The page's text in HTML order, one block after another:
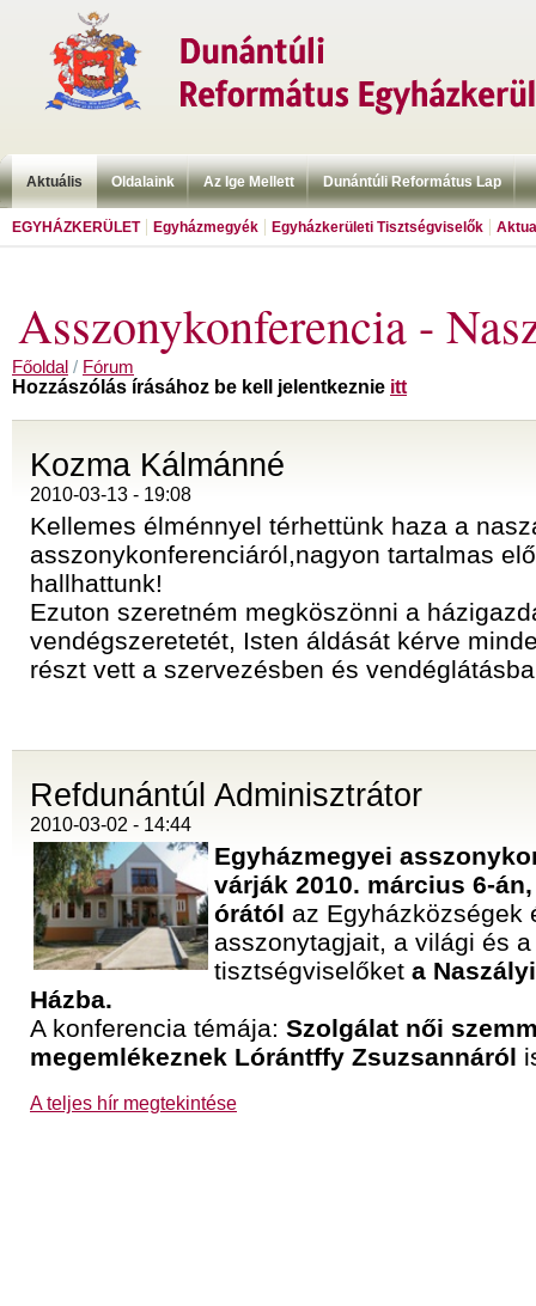
Aktuális Oldalaink Az Ige Mellett Dunántúli Református Lap
EGYHÁZKERÜLET Egyházmegyék Egyházkerületi Tisztségviselők
Asszonykonferencia -
Főoldal / Fórum
Hozzászólás írásához be kell jelentkeznie itt
Kozma Kálmánné
2010-03-13 - 19:08
Kellemes élménnyel térhettünk haza a
asszonykonferenciáról,nagyon tartalmas
hallhattunk!
Ezuton szeretném megköszönni a
vendégszeretetét, Isten áldását kérve
részt vett a szervezésben és
Refdunántúl Adminisztrátor
2010-03-02 - 14:44
Egyházmegyei
várják 2010. március 6-
órától az Egyházközségek
asszonytagjait, a világi és
tisztségviselőket a
Házba.
A konferencia témája: Szolgálat női
megemlékeznek Lórántffy Zsuzsannáról
A teljes hír megtekintése